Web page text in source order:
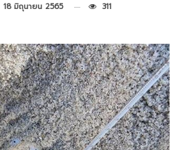
18 มิถุนายน 2565 311